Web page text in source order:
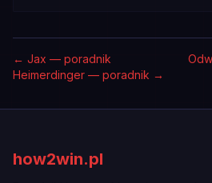
← Jax — poradnik
Heimerdinger — poradnik →
how2win.pl